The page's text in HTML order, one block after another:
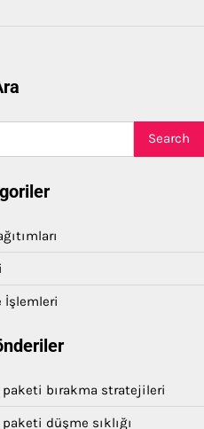
İşlemleri
paketi bırakma stratejileri
düşme sıklığı